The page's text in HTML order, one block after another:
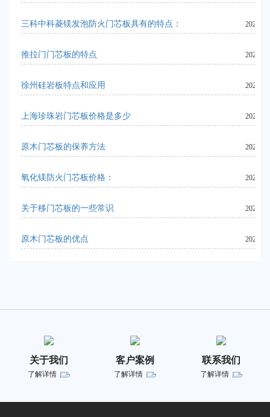
三科中科菱镁发泡防火门芯板具有的特点： 2024-
推拉门门芯板的特点 2024-
徐州硅岩板特点和应用 2023-
上海珍珠岩门芯板价格是多少 2024-
原木门芯板的保养方法 2024-
氧化镁防火门芯板价格： 2024-
关于移门芯板的一些常识 2023-
原木门芯板的优点 2024-
关于我们
了解详情
客户案例
了解详情
联系我们
了解详情